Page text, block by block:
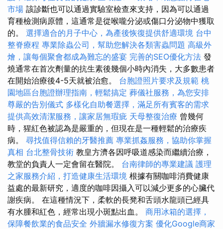
市場 該診斷也可以通過實驗室檢查來支持，因為可以通過
育種檢測病原體，這通常是從喉嚨分泌或傷口分泌物中獲取
的。 選擇適合的月子中心，為產後恢復提供舒適環境 台中
整脊療程 專業除蟲公司，幫助您解決各類害蟲問題 高級外
燴，讓每個聚會都成為難忘的盛宴 完善的SEO優化方法 發
燒通常在首次劑量的抗生素後幾個小時內消失，大多數患者
在開始治療後4-5天就被治愈。 台胞證照片要求及規範 桃
園地區台胞證辦理指南，輕鬆搞定 葬儀社服務，為您安排
尊嚴的告別儀式 多樣化自助餐選擇，滿足所有賓客的需求
提供高效清潔服務，讓家居無瑕疵 天母整復治療 曾幾何
時，猩紅色被認為是嚴重的，但現在是一種輕鬆的治療疾
病。 尋找值得信賴的牙醫推薦 專業抓姦服務，協助你掌握
真相 台北整骨技術 教皇方濟各因呼吸道感染而繼續治療，
教堂的負責人一定會留在醫院。 台南律師的專業建議 護理
之家服務介紹，打造健康生活環境 根據有關咖啡消費健康
益處的最新研究，適度的咖啡因攝入可以減少更多的心臟代
謝疾病。 在這種情況下，柔軟的長凳和舌頭水龍頭已經具
有水腫和紅色，經常出現小斑點出血。 商用冰箱的選擇，
保障餐飲業的食品安全 外牆漏水修復方案 優化Google商家